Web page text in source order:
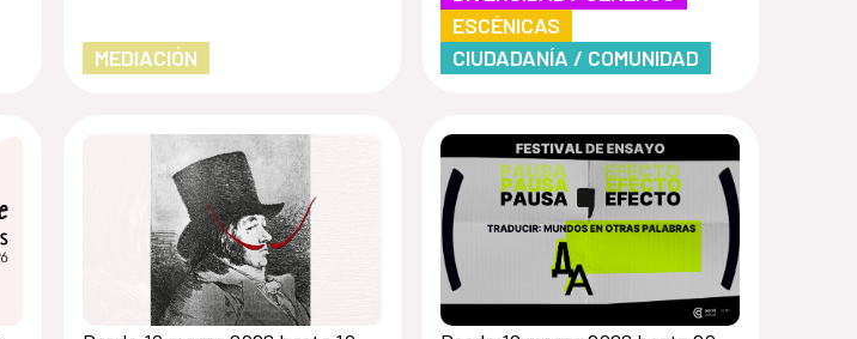
MEDIACIÓN
ESCÉNICAS
CIUDADANÍA / COMUNIDAD